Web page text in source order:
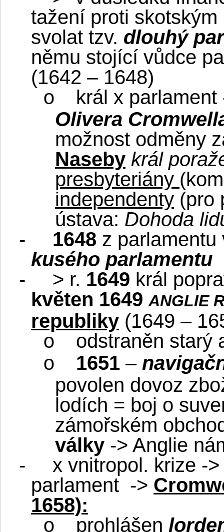
tažení proti skotským
svolat tzv. dlouhý
němu stojící vůdce
(1642 – 1648)
o
král x
Olivera
možnost odměny
Naseby král
presbyteriány
independenty (pro
ústava: Dohoda
-
1648 z parlamentu
kusého parlamentu
-
> r. 1649 král
květen 1649 ANGLIE
republiky (1649 –
o odstraněn starý
o 1651 –
povolen dovoz
lodích = boj o
zámořském
války -> Anglie
-
x vnitropol. krize -
parlament ->
1658):
o prohlášen